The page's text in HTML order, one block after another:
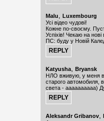
Malu, Luxembourg
Усі відео чудові!
Кожне по-своєму.
Успіхів! Чекаю на нові
ПС: буду у Новій
Katyusha, Bryansk
НЛО вживую, у меня
старого автомобиля,
света - аааааааааа)
Aleksandr Gribanov,